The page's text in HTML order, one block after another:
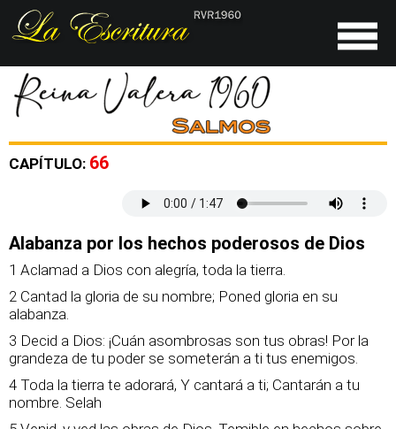
CAPÍTULO: 66
Alabanza por los hechos poderosos de Dios
1 Aclamad a Dios con alegría, toda la tierra.
2 Cantad la gloria de su nombre; Poned gloria en su
alabanza.
3 Decid a Dios: ¡Cuán asombrosas son tus obras! Por la
grandeza de tu poder se someterán a ti tus enemigos.
4 Toda la tierra te adorará, Y cantará a ti; Cantarán a tu
nombre. Selah